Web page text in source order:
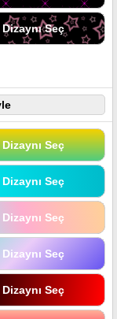
Seç
Seç
Seç
Seç
Seç
Seç